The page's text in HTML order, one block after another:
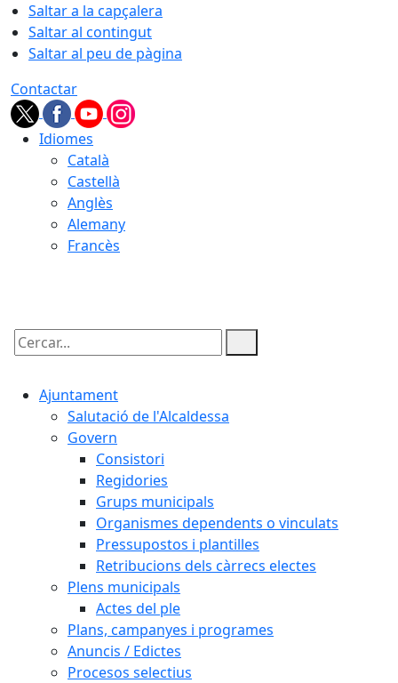
Saltar a la capçalera
Saltar al contingut
Saltar al peu de pàgina
Contactar
Idiomes
Català
Castellà
Anglès
Alemany
Francès
Cercar:
Ajuntament
Salutació de l'Alcaldessa
Govern
Consistori
Regidories
Grups municipals
Organismes dependents o vinculats
Pressupostos i plantilles
Retribucions dels càrrecs electes
Plens municipals
Actes del ple
Plans, campanyes i programes
Anuncis / Edictes
Procesos selectius